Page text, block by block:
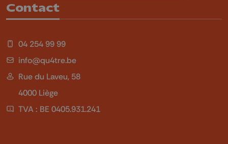
Contact
04 254 99 99
info@qu4tre.be
Rue du Laveu, 58
4000 Liège
TVA : BE 0405.931.241